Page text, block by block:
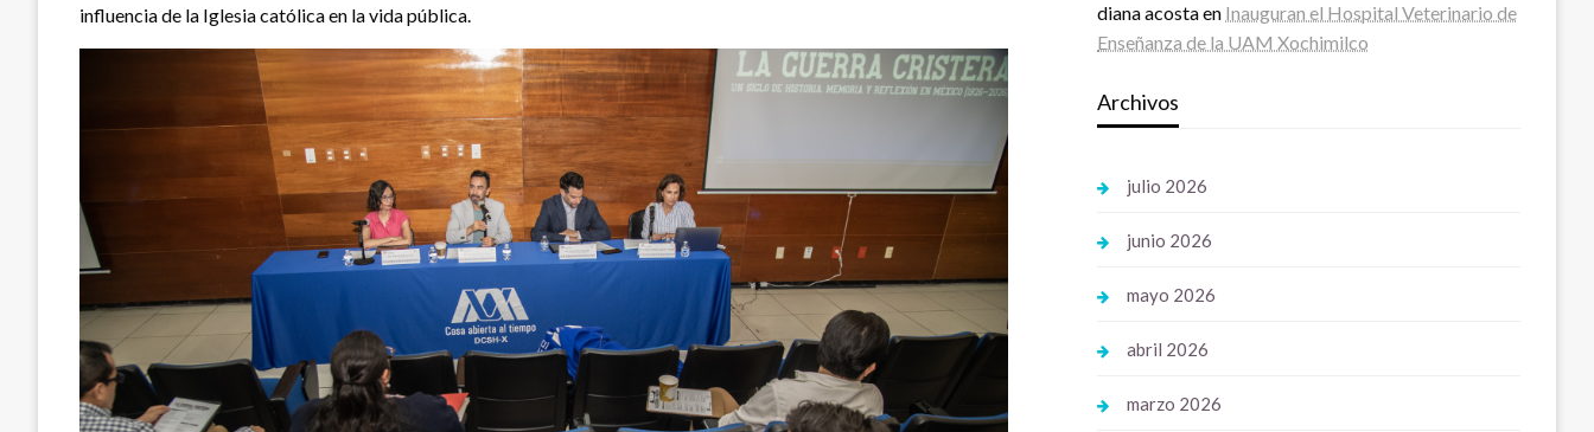
influencia de la Iglesia católica en la vida pública.
diana acostaen Inauguran el Hospital Veterinario de
Enseñanza de la UAM Xochimilco
Archivos
julio 2026
junio 2026
mayo 2026
abril 2026
marzo 2026